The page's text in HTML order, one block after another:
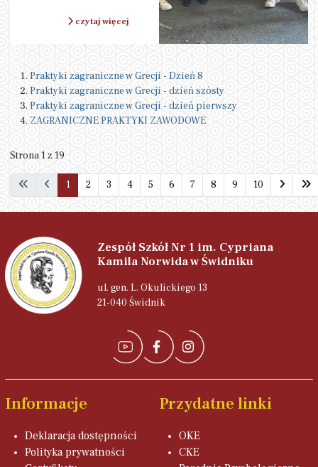
czytaj więcej
Praktyki zagraniczne w Grecji - Dzień 8
Praktyki zagraniczne w Grecji - dzień szósty
Praktyki zagraniczne w Grecji - dzień pierwszy
ZAGRANICZNE PRAKTYKI ZAWODOWE
Strona 1 z 19
1 2 3 4 5 6 7 8 9 10
Zespół Szkół Nr 1 im. Cypriana
Kamila Norwida w Świdniku
ul. gen. L. Okulickiego 13
21-040 Świdnik
Informacje
Deklaracja dostępności
Polityka prywatności
Przydatne linki
OKE
CKE